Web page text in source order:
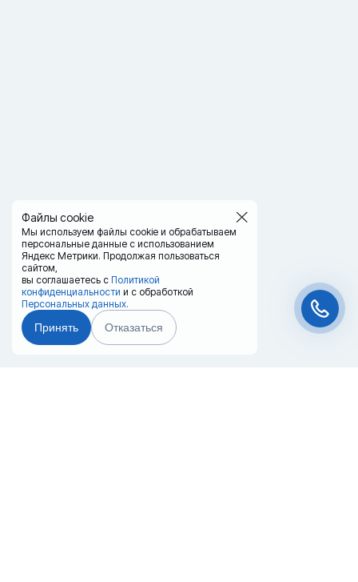
Файлы cookie
Мы используем файлы cookie и обрабатываем
персональные данные с использованием
Яндекс Метрики. Продолжая пользоваться
сайтом,
вы соглашаетесь с Политикой
конфиденциальности и с обработкой
Персональных данных.
Принять Отказаться